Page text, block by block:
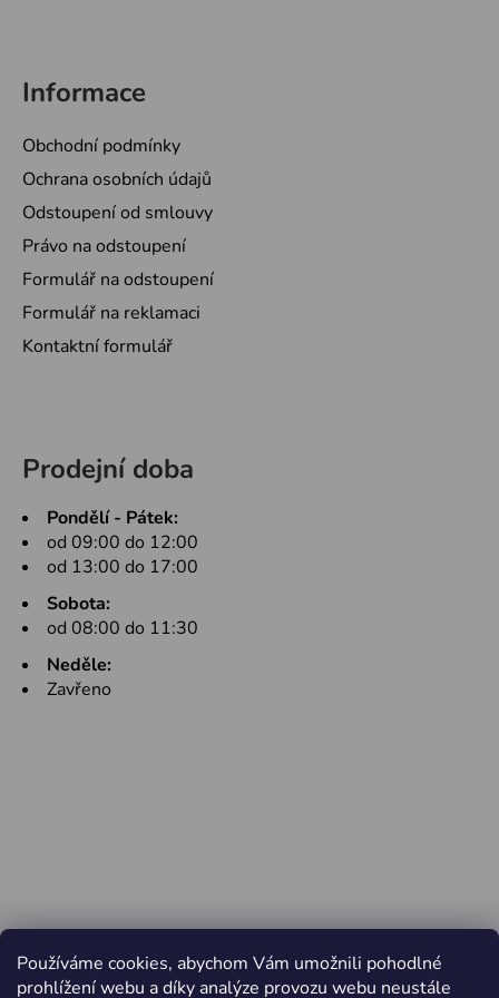
Používáme cookies, abychom Vám umožnili pohodlné
prohlížení webu a díky analýze provozu webu neustále
Informace
Obchodní podmínky
Ochrana osobních údajů
Odstoupení od smlouvy
Právo na odstoupení
Formulář na odstoupení
Formulář na reklamaci
Kontaktní formulář
Prodejní doba
Pondělí - Pátek:
od 09:00 do 12:00
od 13:00 do 17:00
Sobota:
od 08:00 do 11:30
Neděle:
Zavřeno